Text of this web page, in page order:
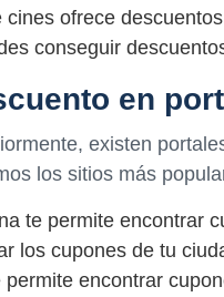
ofrece
conseguir
en
existen
los sitios más
te permite encontrar
los cupones de tu
encontrar